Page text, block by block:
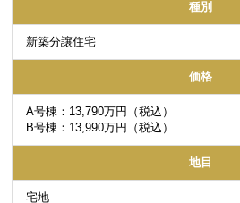
種別
新築分譲住宅
価格
A号棟：13,790万円（税込）
B号棟：13,990万円（税込）
地目
宅地